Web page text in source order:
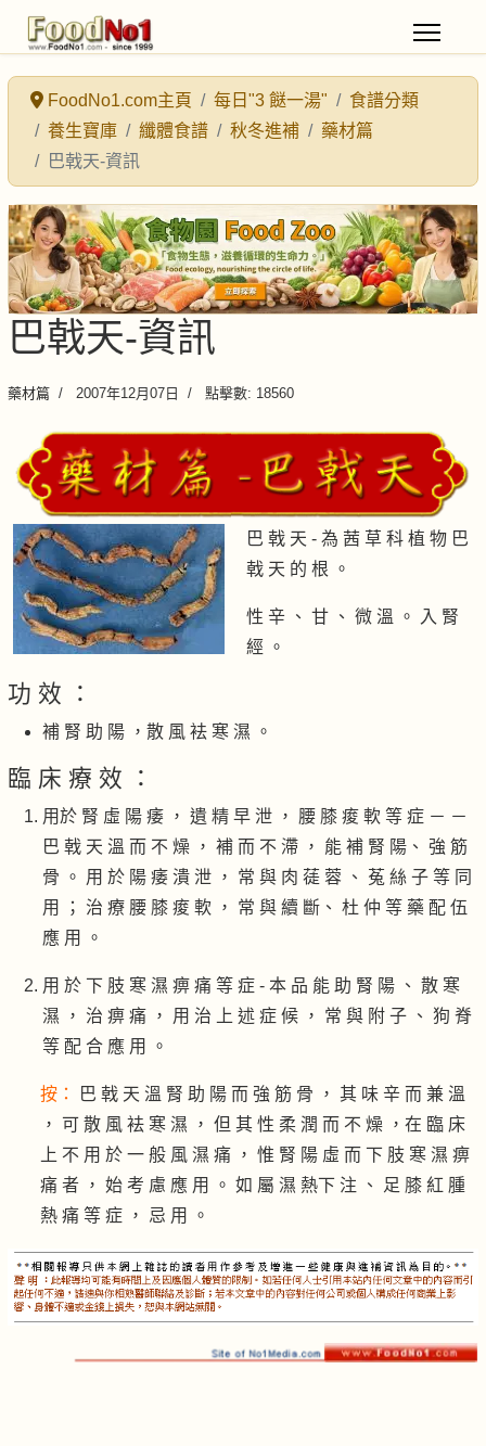
FoodNo1.com主頁 每日"3 餸一湯"
食譜分類
養生寶庫
纖體食譜 秋冬進補
藥材篇
巴戟天-資訊
巴戟天-資訊
藥材篇 2007年12月07日 點擊數: 18560
巴 戟 天 - 為 茜 草 科 植 物 巴
戟 天 的 根 。
性 辛 、 甘 、 微 溫 。 入 腎
經 。
功 效 ：
補 腎 助 陽 ，散 風 袪 寒 濕 。
臨 床 療 效 ：
用於 腎 虛 陽 痿 ， 遺 精 早 泄 ， 腰 膝 痠 軟 等 症 － －
巴 戟 天 溫 而 不 燥 ， 補 而 不 滯 ， 能 補 腎 陽、 強 筋
骨 。 用 於 陽 痿 潰 泄 ， 常 與 肉 蓗 蓉 、 菟 絲 子 等 同
用 ； 治 療 腰 膝 痠 軟 ， 常 與 續 斷、 杜 仲 等 藥 配 伍
應 用 。
用 於 下 肢 寒 濕 痹 痛 等 症 - 本 品 能 助 腎 陽 、 散 寒
濕 ， 治 痹 痛 ， 用 治 上 述 症 候 ， 常 與 附 子 、 狗 脊
等 配 合 應 用 。
按：
巴 戟 天 溫 腎 助 陽 而 強 筋 骨 ， 其 味 辛 而 兼 溫
， 可 散 風 袪 寒 濕 ， 但 其 性 柔 潤 而 不 燥 ，在 臨 床
上 不 用 於 一 般 風 濕 痛 ， 惟 腎 陽 虛 而 下 肢 寒 濕 痹
痛 者 ， 始 考 慮 應 用 。 如 屬 濕 熱下 注 、 足 膝 紅 腫
熱 痛 等 症 ， 忌 用 。